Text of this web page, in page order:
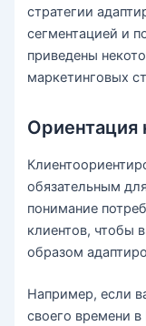
стратегии
сегментацией и
приведены
маркетинговых
Ориентация
обязательным
понимание
клиентов, чтобы
образом
Например, если
своего времени в